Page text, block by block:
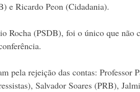
e Ricardo Peon (Cidadania).
Rocha (PSDB), foi o único que não
pela rejeição das contas: Professor
Salvador Soares (PRB),